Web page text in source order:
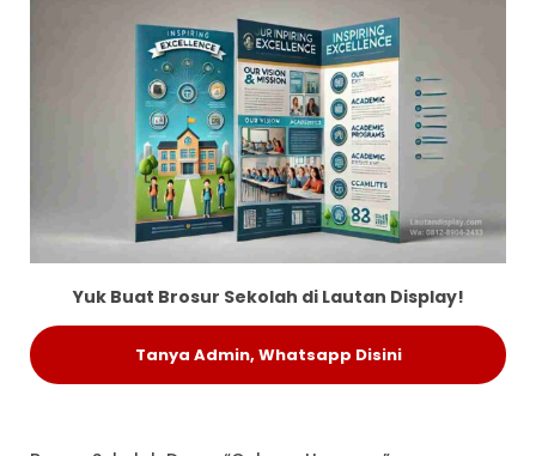
Yuk Buat Brosur Sekolah di Lautan Display!
Tanya Admin, Whatsapp Disini